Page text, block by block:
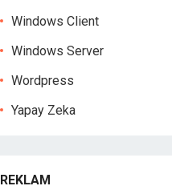
Windows Client
Windows Server
Wordpress
Yapay Zeka
REKLAM